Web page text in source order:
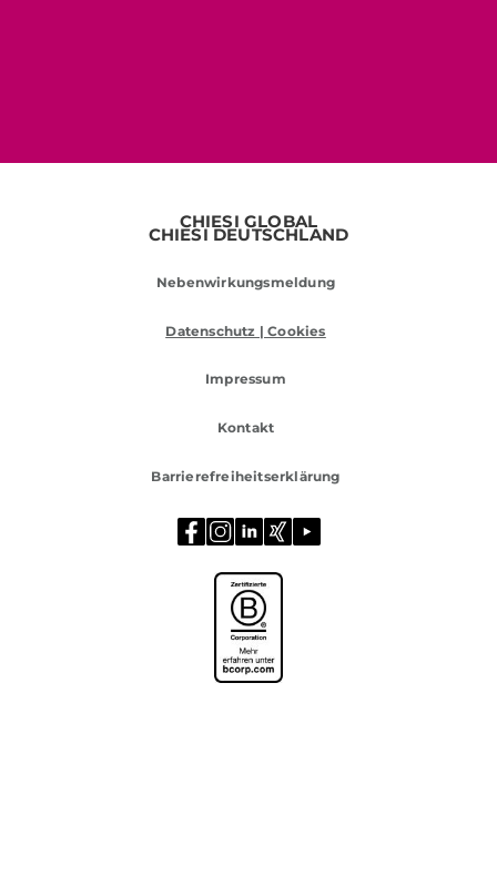
CHIESI GLOBAL
CHIESI DEUTSCHLAND
Nebenwirkungsmeldung
Datenschutz | Cookies
Impressum
Kontakt
Barrierefreiheitserklärung